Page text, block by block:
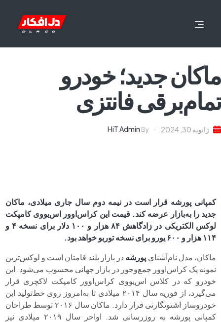
ماکان جدید؛ خودرو
‌تمام‌برقی فانتزی
ژانویه 30, 2024 By
HiT Admin
کمپانی پورشه قرار است در نیمه دوم سال جاری میلادی، ماکان
جدید را به‌بازار عرضه کند. قیمت این کراس‌اوور اس‌یووی کامپکت
لوکس الکتریکی در زادگاهش ۸۴ هزار و ۱۰۰ دلار برای نسخه ۴ و
۱۱۴ هزار و ۶۰۰ یورو برای نسخه توربو خواهد بود.
ماکان، مدل نام‌آشنای پورشه در بازار بلند قامتان است و لوکس‌ترین
نمونه یک کراس‌اوور جمع‌وجور در بازار جهانی محسوب می‌شود. این
خودرو که در کلاس اس‌یووی کراس‌اوور کامپکت لاکچری قرار
می‌گیرد، از فوریه سال ۲۰۱۴ میلادی تا به‌امروز روی خط‌تولید این
خودروساز اشتوتگارتی قرار دارد. ماکان سال ۲۰۱۶ توسط طراحان
کمپانی پورشه به‌ روزرسانی شد. اواخر سال ۲۰۱۹ میلادی نیز